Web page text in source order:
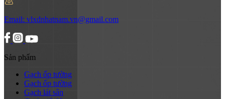
Email: vlxdnhatnam.vn@gmail.com
Sản phẩm
Gạch ốp tường
Gạch ốp tường
Gạch lát sân